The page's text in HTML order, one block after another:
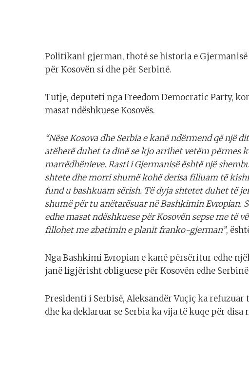
Politikani gjerman, thotë se historia e
për Kosovën si dhe për Serbinë.
Tutje, deputeti nga Freedom Democratic Party,
masat ndëshkuese Kosovës.
“Nëse Kosova dhe Serbia e kanë ndërmend që një
atëherë duhet ta dinë se kjo arrihet vetëm
marrëdhënieve. Rasti i Gjermanisë është një
shtete dhe morri shumë kohë derisa filluam të
fund u bashkuam sërish. Të dyja shtetet duhet të
shumë për tu anëtarësuar në Bashkimin Evropian.
edhe masat ndëshkuese për Kosovën sepse me të
fillohet me zbatimin e planit franko-gjerman”,
Nga Bashkimi Evropian e kanë përsëritur edhe
janë ligjërisht obliguese për Kosovën edhe
Presidenti i Serbisë, Aleksandër Vuçiç ka
dhe ka deklaruar se Serbia ka vija të kuqe për disa